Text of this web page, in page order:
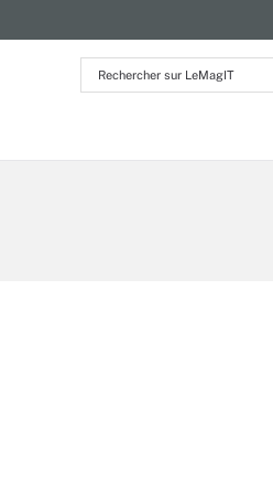
Rechercher
sur